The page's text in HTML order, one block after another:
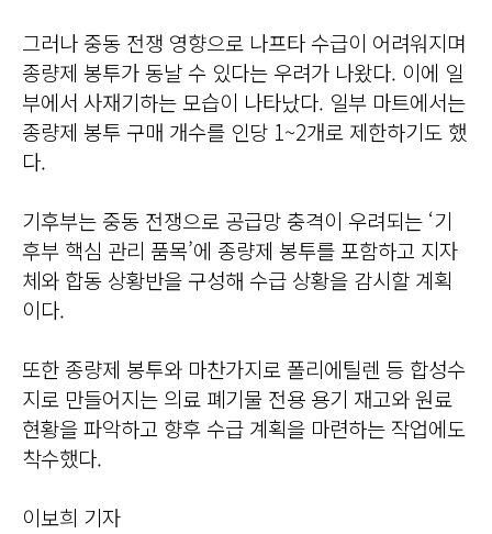
그러나 중동 전쟁 영향으로 나프타 수급이 어려워지며
종량제 봉투가 동날 수 있다는 우려가 나왔다. 이에 일
부에서 사재기하는 모습이 나타났다. 일부 마트에서는
종량제 봉투 구매 개수를 인당 1~2개로 제한하기도 했
다.
기후부는 중동 전쟁으로 공급망 충격이 우려되는 ‘기
후부 핵심 관리 품목’에 종량제 봉투를 포함하고 지자
체와 합동 상황반을 구성해 수급 상황을 감시할 계획
이다.
또한 종량제 봉투와 마찬가지로 폴리에틸렌 등 합성수
지로 만들어지는 의료 폐기물 전용 용기 재고와 원료
현황을 파악하고 향후 수급 계획을 마련하는 작업에도
착수했다.
이보희 기자